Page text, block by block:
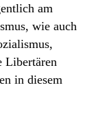
am
wie auch
Libertären
in diesem